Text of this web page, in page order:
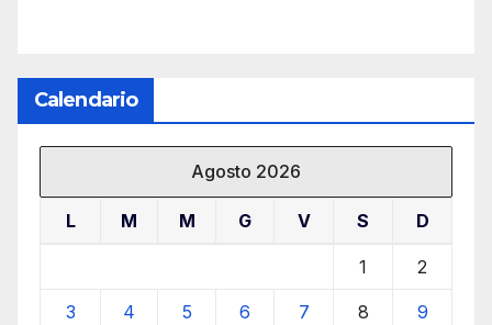
Calendario
Agosto 2026
L M M G V S D
1 2
3 4 5 6 7 8 9